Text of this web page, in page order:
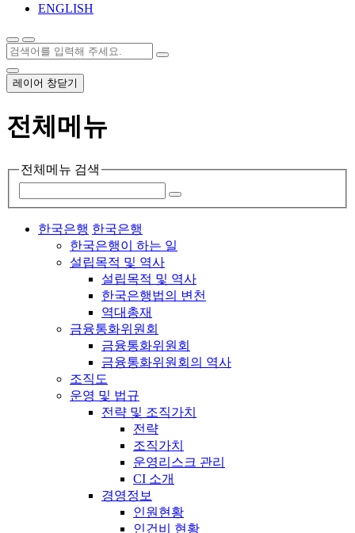
ENGLISH
레이어 창닫기
전체메뉴
전체메뉴 검색
한국은행 한국은행
한국은행이 하는 일
설립목적 및 역사
설립목적 및 역사
한국은행법의 변천
역대총재
금융통화위원회
금융통화위원회
금융통화위원회의 역사
조직도
운영 및 법규
전략 및 조직가치
전략
조직가치
운영리스크 관리
CI 소개
경영정보
인원현황
인건비 현황